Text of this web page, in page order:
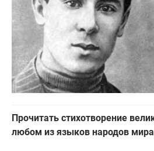
Прочитать стихотворение
любом из языков народов